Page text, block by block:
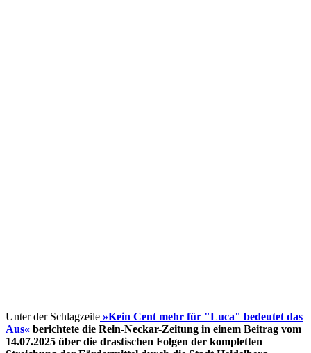
Unter der Schlagzeile »Kein Cent mehr für "Luca" bedeutet das
Aus« berichtete die Rein-Neckar-Zeitung in einem Beitrag vom
14.07.2025 über die drastischen Folgen der kompletten